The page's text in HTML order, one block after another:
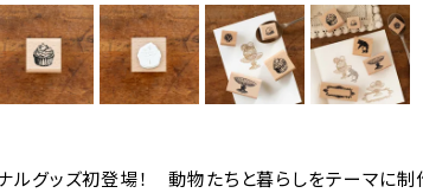
ルグッズ初登場！ 動物たちと暮らしをテーマに制